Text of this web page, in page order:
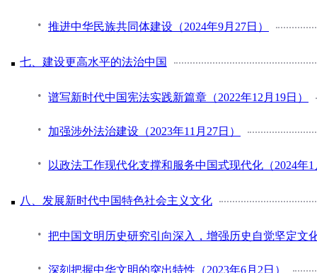
推进中华民族共同体建设（2024年9月27日）
七、建设更高水平的法治中国
谱写新时代中国宪法实践新篇章（2022年12月19日）
加强涉外法治建设（2023年11月27日）
以政法工作现代化支撑和服务中国式现代化（2024年1
八、发展新时代中国特色社会主义文化
把中国文明历史研究引向深入，增强历史自觉坚定文
深刻把握中华文明的突出特性（2023年6月2日）